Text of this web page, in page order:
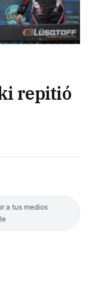
repitió
a tus medios